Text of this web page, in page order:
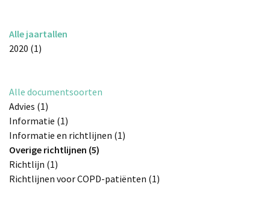
Alle jaartallen
2020 (1)
Alle documentsoorten
Advies (1)
Informatie (1)
Informatie en richtlijnen (1)
Overige richtlijnen (5)
Richtlijn (1)
Richtlijnen voor COPD-patiënten (1)